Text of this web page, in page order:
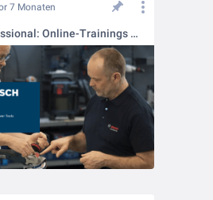
7 Monaten
🔧 Bosch Professional: Online-Trainings & Livestreams für Profis